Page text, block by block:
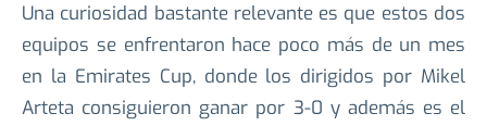
Una curiosidad bastante relevante es que estos dos
equipos se enfrentaron hace poco más de un mes
en la Emirates Cup, donde los dirigidos por Mikel
Arteta consiguieron ganar por 3-0 y además es el